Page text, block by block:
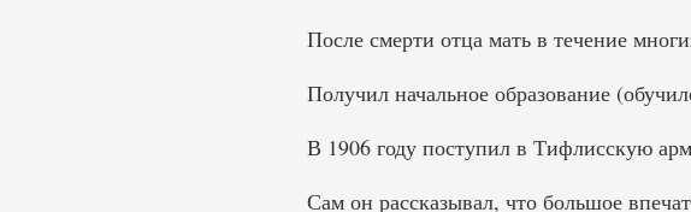
После смерти отца мать в течение
Получил начальное образование
В 1906 году поступил в Тифлисскую
Сам он рассказывал, что большое